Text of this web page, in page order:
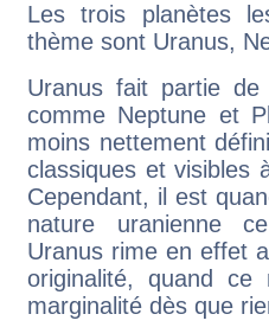
Les trois planètes
thème sont Uranus,
Uranus fait partie
comme Neptune et
moins nettement
classiques et visibles
Cependant, il est
nature uranienne
Uranus rime en effet
originalité, quand ce
marginalité dès que